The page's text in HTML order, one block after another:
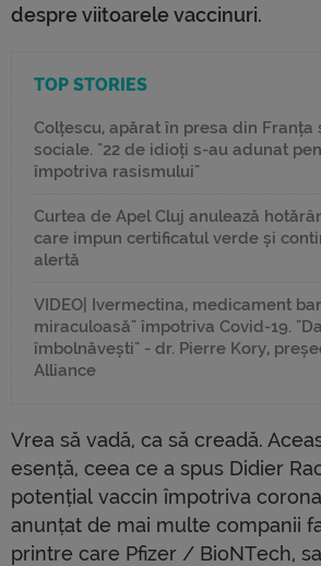
despre viitoarele vaccinuri.
TOP STORIES
Colțescu, apărat în presa din Franța
sociale. "22 de idioți s-au adunat
împotriva rasismului"
Curtea de Apel Cluj anulează
care impun certificatul verde și
alertă
VIDEO| Ivermectina, medicament
miraculoasă" împotriva Covid-19.
îmbolnăvești" - dr. Pierre Kory,
Alliance
Vrea să vadă, ca să creadă.
esență, ceea ce a spus Didier
potențial vaccin împotriva
anunțat de mai multe companii
printre care Pfizer / BioNTech,